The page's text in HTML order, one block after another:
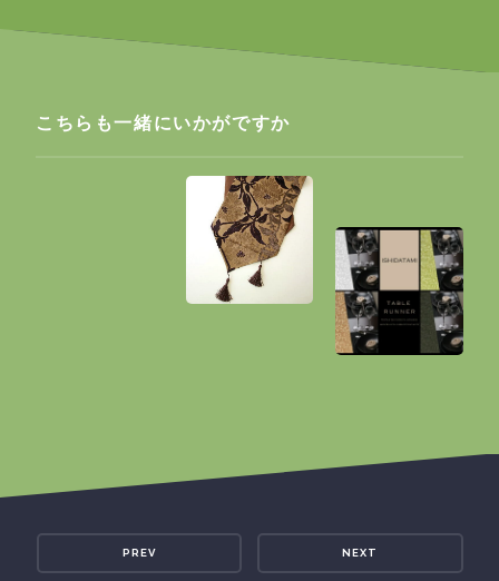
こちらも一緒にいかがですか
PREV NEXT